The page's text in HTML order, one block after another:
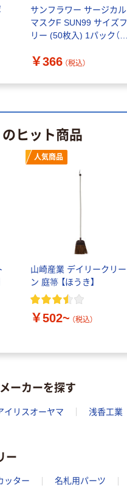
サンフラワー サージカル
マスクF SUN99 サイズフ
リー (50枚入) 1パック（直
￥366 （税込）
ヒット商品
人気商品
山崎産業 デイリークリー
ン 庭箒 【ほうき】
￥502~ （税込）
ーカーを探す
イリスオーヤマ 浅香工業
ー
ッター 名札用パーツ